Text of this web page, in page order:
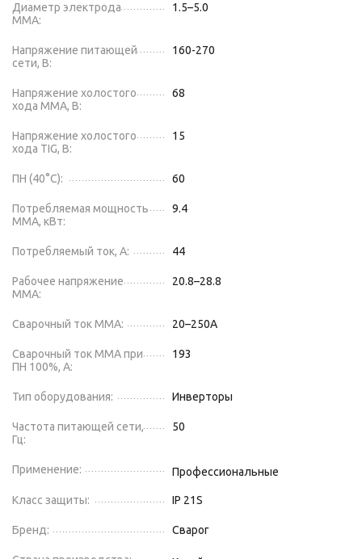
Диаметр электрода
MMA:
1.5–5.0
Напряжение питающей
сети, В:
160-270
Напряжение холостого
хода MMA, В:
68
Напряжение холостого
хода TIG, В:
15
ПН (40°C): 60
Потребляемая мощность
ММА, кВт:
9.4
Потребляемый ток, А: 44
Рабочее напряжение
ММА:
20.8–28.8
Сварочный ток MMA: 20–250А
Сварочный ток ММА при
ПН 100%, А:
193
Тип оборудования: Инверторы
Частота питающей сети,
Гц:
50
Применение: Профессиональные
Класс защиты: IP 21S
Бренд: Сварог